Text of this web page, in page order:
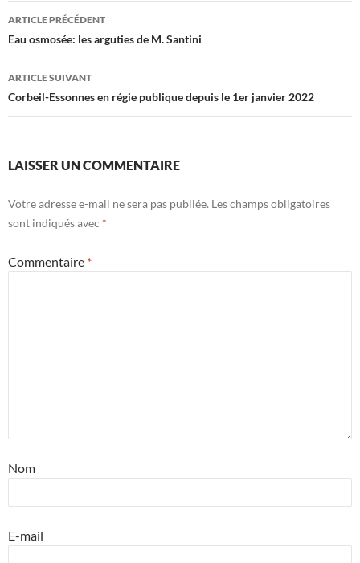
Navigation
des
articles
ARTICLE PRÉCÉDENT
Eau osmosée: les arguties de M. Santini
ARTICLE SUIVANT
Corbeil-Essonnes en régie publique depuis le 1er janvier 2022
LAISSER UN COMMENTAIRE
Votre adresse e-mail ne sera pas publiée. Les champs obligatoires
sont indiqués avec *
Commentaire *
Nom
E-mail